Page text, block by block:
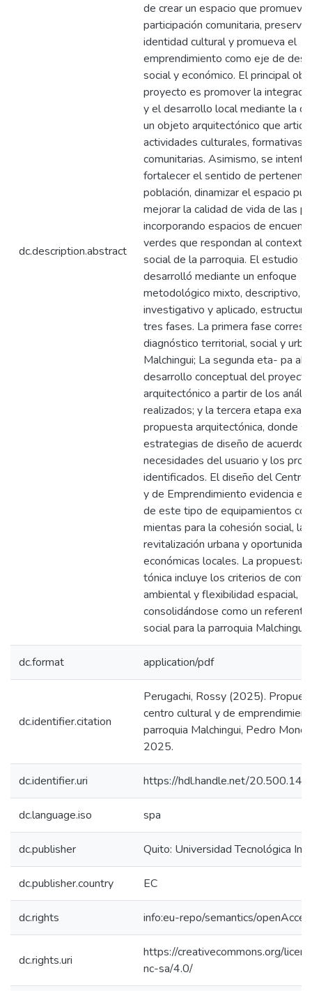
dc.description.abstract
de crear un espacio que promueva
participación comunitaria, preserve
identidad cultural y promueva el
emprendimiento como eje de
social y económico. El principal
proyecto es promover la
y el desarrollo local mediante la
un objeto arquitectónico que
actividades culturales, formativas y
comunitarias. Asimismo, se intenta
fortalecer el sentido de
población, dinamizar el espacio
mejorar la calidad de vida de las
incorporando espacios de
verdes que respondan al contexto
social de la parroquia. El estudio se
desarrolló mediante un enfoque
metodológico mixto, descriptivo,
investigativo y aplicado,
tres fases. La primera fase
diagnóstico territorial, social y
Malchingui; La segunda eta- pa
desarrollo conceptual del proyecto
arquitectónico a partir de los
realizados; y la tercera etapa
propuesta arquitectónica, donde
estrategias de diseño de acuerdo
necesidades del usuario y los
identificados. El diseño del Centro
y de Emprendimiento evidencia el
de este tipo de equipamientos
mientas para la cohesión social, la
revitalización urbana y
económicas locales. La propuesta
tónica incluye los criterios de
ambiental y flexibilidad espacial,
consolidándose como un
social para la parroquia Malchingui.
dc.format application/pdf
dc.identifier.citation
Perugachi, Rossy (2025).
centro cultural y de
parroquia Malchingui, Pedro
2025.
dc.identifier.uri https://hdl.handle.net/
dc.language.iso spa
dc.publisher Quito: Universidad Tecnológica
dc.publisher.country EC
dc.rights info:eu-repo/semantics/
dc.rights.uri
https://creativecommons.org/
nc-sa/4.0/